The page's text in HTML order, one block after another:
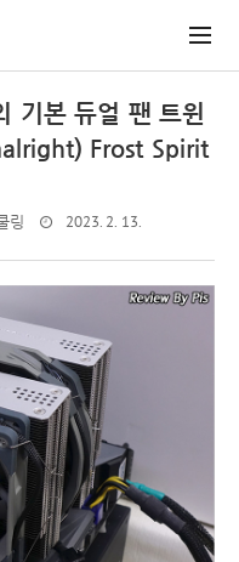
기본 듀얼 팬 트윈
Frost Spirit
링 2023. 2. 13.